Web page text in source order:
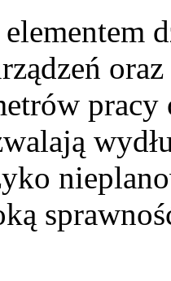
pracy